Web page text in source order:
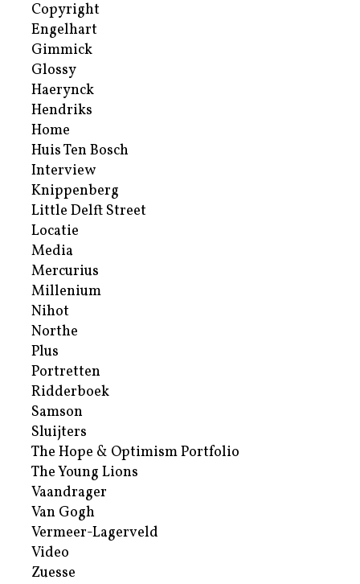
Copyright
Engelhart
Gimmick
Glossy
Haerynck
Hendriks
Home
Huis Ten Bosch
Interview
Knippenberg
Little Delft Street
Locatie
Media
Mercurius
Millenium
Nihot
Northe
Plus
Portretten
Ridderboek
Samson
Sluijters
The Hope & Optimism Portfolio
The Young Lions
Vaandrager
Van Gogh
Vermeer-Lagerveld
Video
Zuesse